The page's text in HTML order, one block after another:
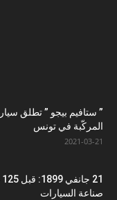
المركّبة في تونس
2021-03-21
صناعة السيارات